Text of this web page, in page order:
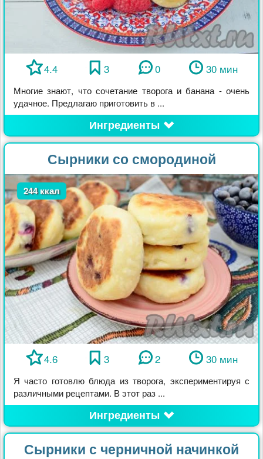
4.4 3 0 30 мин
Многие знают, что сочетание творога и банана - очень
удачное. Предлагаю приготовить в ...
Ингредиенты
Сырники со смородиной
244 ккал
4.6 3 2 30 мин
Я часто готовлю блюда из творога, экспериментируя с
различными рецептами. В этот раз ...
Ингредиенты
Сырники с черничной начинкой